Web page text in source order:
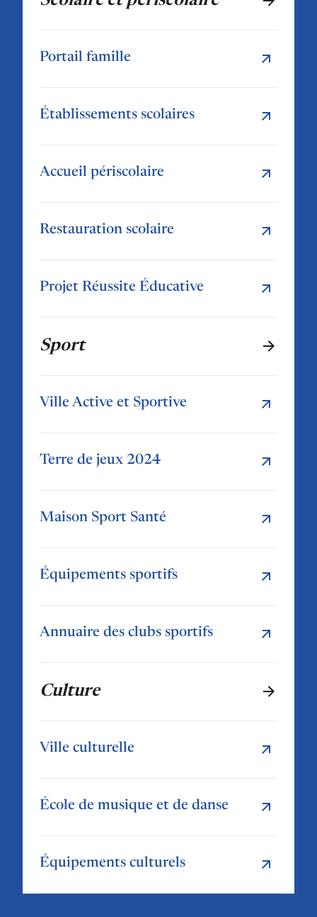
Portail famille
Établissements scolaires
Accueil périscolaire
Restauration scolaire
Projet Réussite Éducative
Sport
Ville Active et Sportive
Terre de jeux 2024
Maison Sport Santé
Équipements sportifs
Annuaire des clubs sportifs
Culture
Ville culturelle
École de musique et de danse
Équipements culturels